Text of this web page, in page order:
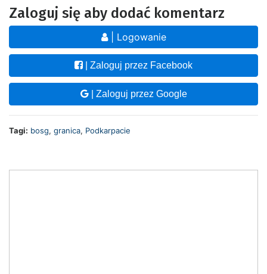
Zaloguj się aby dodać komentarz
| Logowanie
| Zaloguj przez Facebook
| Zaloguj przez Google
Tagi: bosg, granica, Podkarpacie